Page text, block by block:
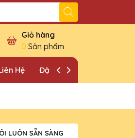
Giỏ hàng
0 Sản phẩm
Hệ Đặt Lịch Khảo Sát
LUÔN SẴN SÀNG